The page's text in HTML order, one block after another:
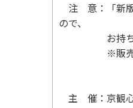
注 意：「新版
ので、
お持ちの方
※販売や貸
主 催：京観